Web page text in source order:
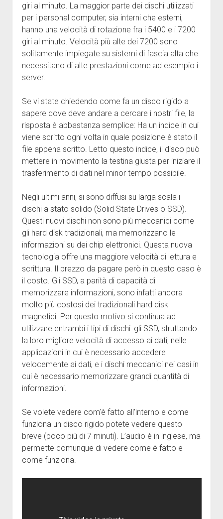
giri al minuto. La maggior parte dei dischi utilizzati
per i personal computer, sia interni che esterni,
hanno una velocità di rotazione fra i 5400 e i 7200
giri al minuto. Velocità più alte dei 7200 sono
solitamente impiegate su sistemi di fascia alta che
necessitano di alte prestazioni come ad esempio i
server.
Se vi state chiedendo come fa un disco rigido a
sapere dove deve andare a cercare i nostri file, la
risposta è abbastanza semplice: Ha un indice in cui
viene scritto ogni volta in quale posizione è stato il
file appena scritto. Letto questo indice, il disco può
mettere in movimento la testina giusta per iniziare il
trasferimento di dati nel minor tempo possibile.
Negli ultimi anni, si sono diffusi su larga scala i
dischi a stato solido (Solid State Drives o SSD).
Questi nuovi dischi non sono più meccanici come
gli hard disk tradizionali, ma memorizzano le
informazioni su dei chip elettronici. Questa nuova
tecnologia offre una maggiore velocità di lettura e
scrittura. Il prezzo da pagare però in questo caso è
il costo. Gli SSD, a parità di capacità di
memorizzare informazioni, sono infatti ancora
molto più costosi dei tradizionali hard disk
magnetici. Per questo motivo si continua ad
utilizzare entrambi i tipi di dischi: gli SSD, sfruttando
la loro migliore velocità di accesso ai dati, nelle
applicazioni in cui è necessario accedere
velocemente ai dati, e i dischi meccanici nei casi in
cui è necessario memorizzare grandi quantità di
informazioni.
Se volete vedere com’è fatto all’interno e come
funziona un disco rigido potete vedere questo
breve (poco più di 7 minuti). L’audio è in inglese, ma
permette comunque di vedere come è fatto e
come funziona.